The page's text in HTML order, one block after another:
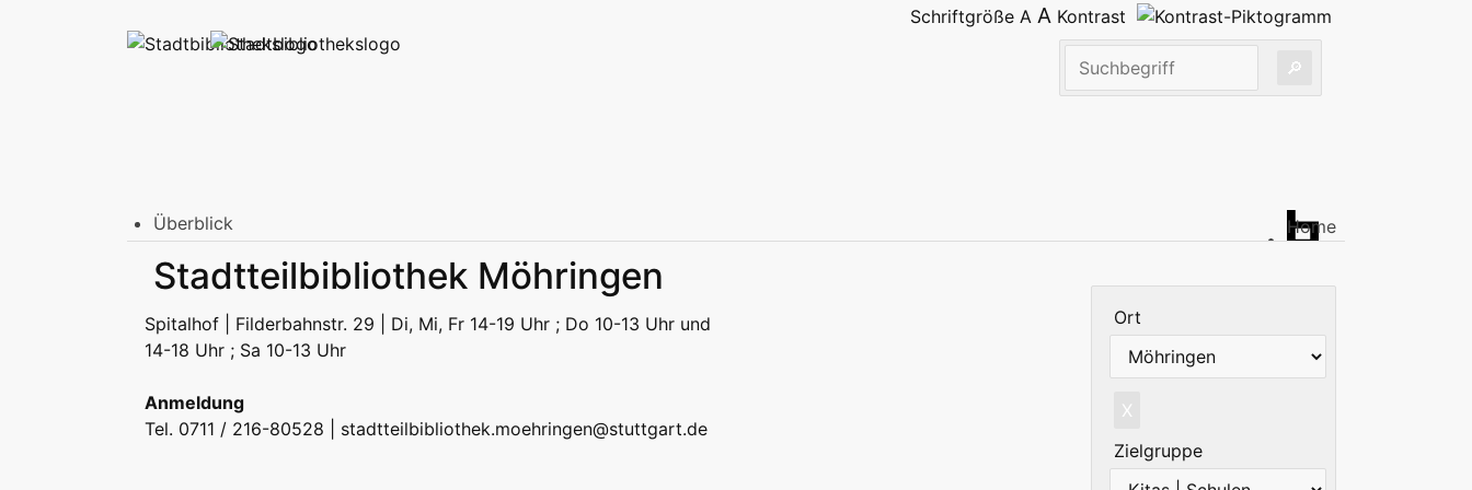
Schriftgröße A A Kontrast
Überblick
Stadtbibliothek am Mailänder Platz
Erwachsene Jugend | Freizeit Kinder | Freizeit Kitas | Schulen
Erwachsene Jugend | Freizeit Kinder | Freizeit Kitas | Schulen Alle
Podcast
Home
Ort
X
Zielgruppe
Stadtteilbibliothek Möhringen
Spitalhof | Filderbahnstr. 29 | Di, Mi, Fr 14-19 Uhr ; Do 10-13 Uhr und
14-18 Uhr ; Sa 10-13 Uhr
Anmeldung
Tel. 0711 / 216-80528 | stadtteilbibliothek.moehringen@stuttgart.de